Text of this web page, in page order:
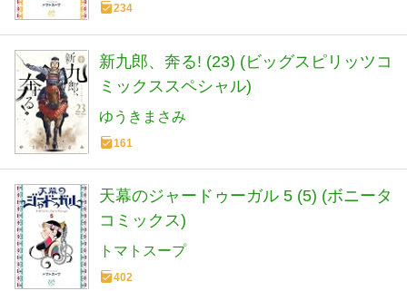
234
新九郎、奔る! (23) (ビッグスピリッツコ
ミックススペシャル)
ゆうきまさみ
161
天幕のジャードゥーガル 5 (5) (ボニータ
コミックス)
トマトスープ
402